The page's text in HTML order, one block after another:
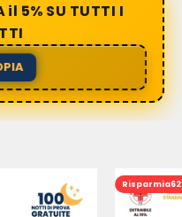
il 5% SU TUTTI I
Risparmia